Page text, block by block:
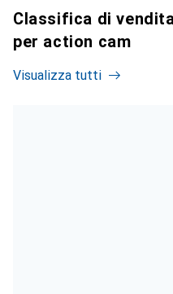
Classifica di
per action cam
Visualizza tutti